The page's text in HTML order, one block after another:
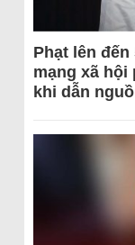
Phạt lên
mạng xã hội
khi dẫn